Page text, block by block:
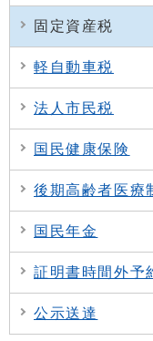
固定資産税
軽自動車税
法人市民税
国民健康保険
後期高齢者医療
国民年金
証明書時間外予
公示送達